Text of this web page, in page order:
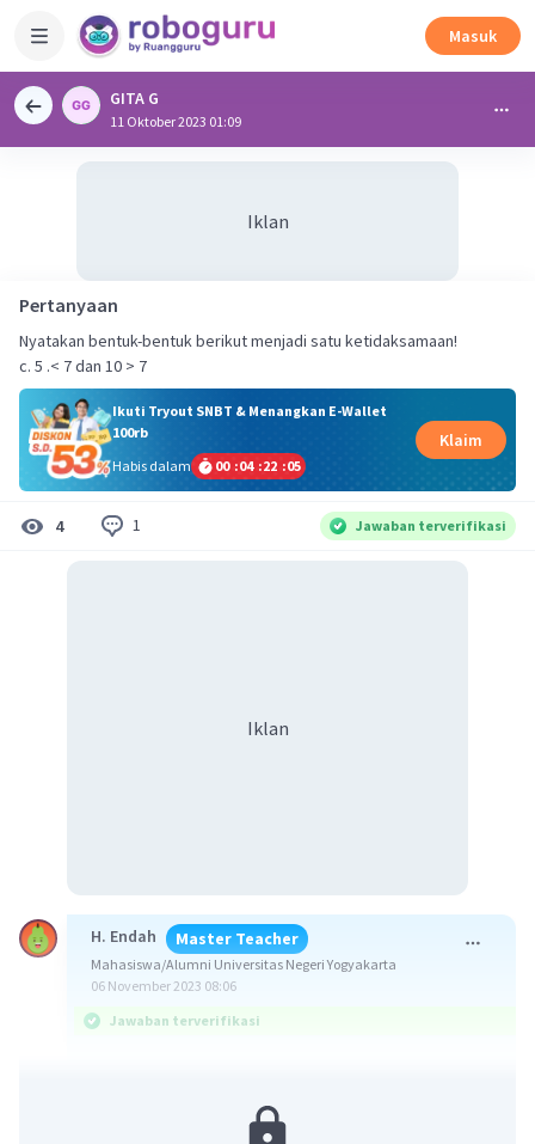
Masuk
GITA G
11 Oktober 2023 01:09
Iklan
Pertanyaan
Nyatakan bentuk-bentuk berikut menjadi satu ketidaksamaan!
c. 5 .< 7 dan 10 > 7
Ikuti Tryout SNBT & Menangkan E-Wallet
100rb
Habis dalam
00 :04 :22 :04
Klaim
4 1 Jawaban terverifikasi
Iklan
H. Endah Master Teacher
Mahasiswa/Alumni Universitas Negeri Yogyakarta
06 November 2023 08:06
Jawaban terverifikasi